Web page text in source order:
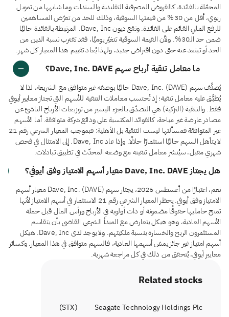
المحمّلة بالفائدة، كالقروض المصرفية التقليدية والسندات وما شابهها من تمويل
ربوي، أقل من 30% من قيمتها السوقية، وذلك للحد من تعرّض المساهمين
للرفع المالي القائم على الفائدة. وتقع ديون Dave, Inc. المرتبطة بالفائدة حاليًا
ضمن حد الـ30%. ولأن القيمة السوقية تتغيّر يوميًا، فقد تقترب نسبة الدين من
الحد أو تبتعد عنه حتى دون اقتراض جديد، ولهذا يُعاد تقييم هذا المعيار كل شهر.
ما معامل تنقية أرباح سهم Dave, Inc. DAVE؟
يُصنَّف سهم Dave, Inc. (DAVE) حاليًا بوصفه غير متوافق مع الشريعة، لذا لا
يُطبَّق عليه معامل تنقية؛ إذ تُحتسب معاملات التنقية للأسهم التي تجتاز معايير أيوفي
فقط. والتنقية (التزكية) هي التصدّق بالجزء اليسير من توزيعات الأرباح الناشئ عن
مصادر عارضة غير مباحة، كالفوائد المكتسبة على ودائع شركة متوافقة. أما الأسهم
غير المتوافقة فمسألتها ليست التنقية بل الأهلية: فبموجب المعيار الشرعي رقم 21
لا يتأهل السهم حاليًا استثمارًا حلالًا. وإذا عاد Dave, Inc. إلى الامتثال في فحص
شهري مقبل، سيُنشر معامل تنقيته مع وضعه المحدّث في تطبيق تبادلات.
هل يجتاز Dave, Inc. DAVE معيار أسهم الامتياز وفق أيوفي؟
نعم، اعتبارًا من أغسطس 2026، يجتاز سهم Dave, Inc. (DAVE) معيار أسهم
الامتياز وفق أيوفي. يحظر المعيار الشرعي رقم 21 الاستثمار في أسهم الامتياز لأنها
تمنح حامليها حقوقًا مضمونة أو ذات أولوية في الأرباح ورأس المال قبل حملة
الأسهم العادية، وهو هيكل يتعارض مع المبدأ الشرعي القاضي بأن يتقاسم
المستثمرون الربح والخسارة بنسبة ملكيتهم. ولا يوجد لدى Dave, Inc. هيكل
أسهم امتياز غير جائز يمسّ أسهمها العادية، فالسهم متوافق في هذا المعيار. وكسائر
معايير أيوفي، يُتحقق من ذلك في كل مراجعة شهرية.
Related stocks
Seagate Technology Holdings Plc
(
STX
)